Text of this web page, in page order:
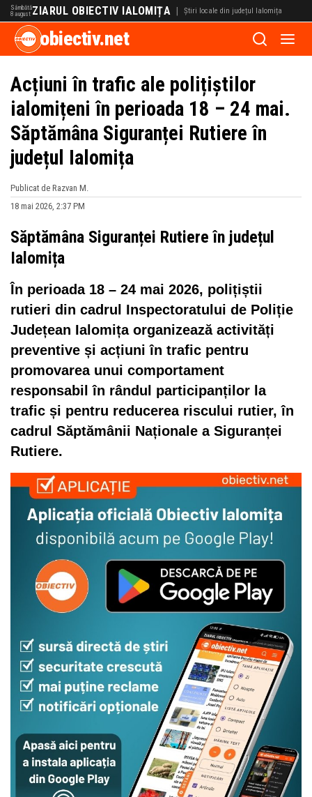
Sâmbătă
8 august ZIARUL OBIECTIV IALOMIȚA | Știri locale din județul Ialomița
obiectiv.net
Acțiuni în trafic ale polițiștilor
ialomițeni în perioada 18 – 24 mai.
Săptămâna Siguranței Rutiere în
județul Ialomița
Publicat de Razvan M.
18 mai 2026, 2:37 PM
Săptămâna Siguranței Rutiere în județul
Ialomița
În perioada 18 – 24 mai 2026, polițiștii
rutieri din cadrul Inspectoratului de Poliție
Județean Ialomița organizează activități
preventive și acțiuni în trafic pentru
promovarea unui comportament
responsabil în rândul participanților la
trafic și pentru reducerea riscului rutier, în
cadrul Săptămânii Naționale a Siguranței
Rutiere.